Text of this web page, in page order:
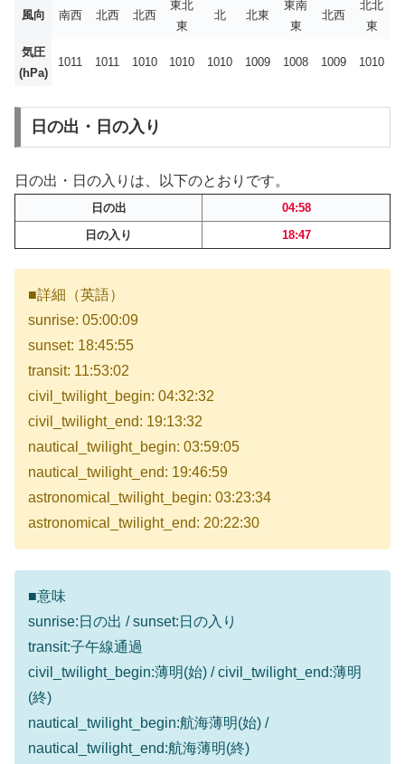
風向 南西 北西 北西
東北
東
北 北東
東南
東
北西
北北
東
気圧
(hPa)
1011 1011 1010 1010 1010 1009 1008 1009 1010
日の出・日の入り
日の出・日の入りは、以下のとおりです。
日の出
04:58
日の入り
18:47
■詳細（英語）
sunrise: 05:00:09
sunset: 18:45:55
transit: 11:53:02
civil_twilight_begin: 04:32:32
civil_twilight_end: 19:13:32
nautical_twilight_begin: 03:59:05
nautical_twilight_end: 19:46:59
astronomical_twilight_begin: 03:23:34
astronomical_twilight_end: 20:22:30
■意味
sunrise:日の出 / sunset:日の入り
transit:子午線通過
civil_twilight_begin:薄明(始) / civil_twilight_end:薄明
(終)
nautical_twilight_begin:航海薄明(始) /
nautical_twilight_end:航海薄明(終)